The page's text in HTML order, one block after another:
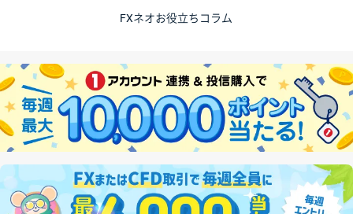
FXネオお役立ちコラム